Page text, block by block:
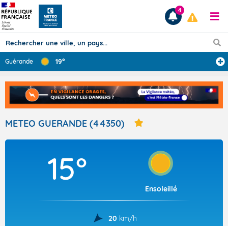
Prévisions
TOUS LES RÉSULTATS
Articles
4
Guérande 19°
METEO GUERANDE (44350)
15°
Ensoleillé
20 km/h